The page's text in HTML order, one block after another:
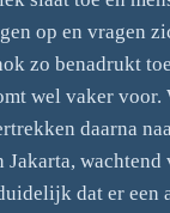
op en vragen
zo benadrukt
wel vaker voor.
daarna
Jakarta,
dat er een